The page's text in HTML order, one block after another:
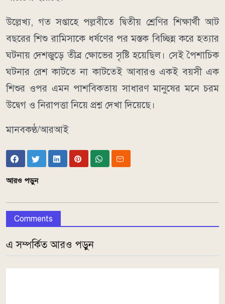
উল্লেখ্য, গত সপ্তাহে পল্লবীতে দ্বিতীয় শ্রেণির শিক্ষার্থী আট
বছরের শিশু রামিসাকে ধর্ষণের পর মস্তক বিচ্ছিন্ন করে হত্যার
ঘটনায় দেশজুড়ে তীব্র ক্ষোভের সৃষ্টি হয়েছিল। সেই পৈশাচিক
ঘটনার রেশ কাটতে না কাটতেই আবারও একই বয়সী এক
শিশুর ওপর এমন পাশবিকতায় সাধারণ মানুষের মনে চরম
উদ্বেগ ও নিরাপত্তা নিয়ে প্রশ্ন দেখা দিয়েছে।
মানবকণ্ঠ/আরআই
আরও পড়ুন
Comments
এ সম্পর্কিত আরও পড়ুন